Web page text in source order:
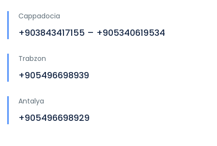
Cappadocia
+903843417155 – +905340619534
Trabzon
+905496698939
Antalya
+905496698929